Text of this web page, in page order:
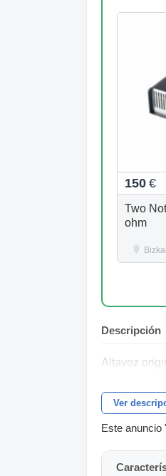
150 €
Two
ohm
Descripción
Altavoz
Ver
Este anuncio